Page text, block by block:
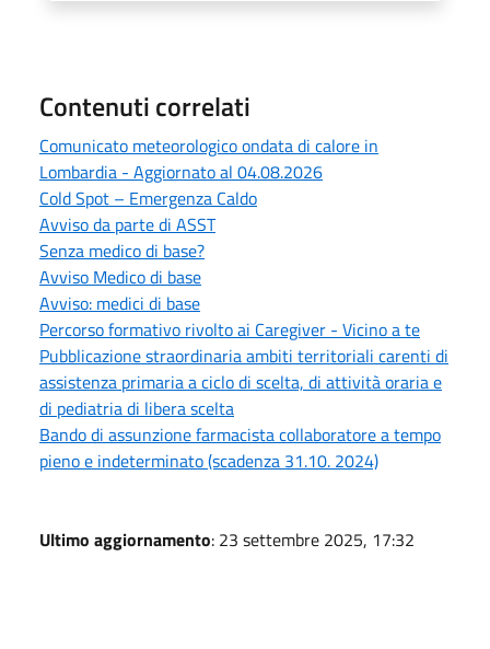
Contenuti correlati
Comunicato meteorologico ondata di calore in
Lombardia - Aggiornato al 04.08.2026
Cold Spot – Emergenza Caldo
Avviso da parte di ASST
Senza medico di base?
Avviso Medico di base
Avviso: medici di base
Percorso formativo rivolto ai Caregiver - Vicino a te
Pubblicazione straordinaria ambiti territoriali carenti di
assistenza primaria a ciclo di scelta, di attività oraria e
di pediatria di libera scelta
Bando di assunzione farmacista collaboratore a tempo
pieno e indeterminato (scadenza 31.10. 2024)
Ultimo aggiornamento: 23 settembre 2025, 17:32